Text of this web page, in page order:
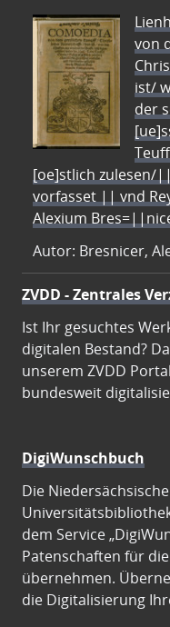
von
ist/
der
[oe]stlich zulesen/
vorfasset || vnd
Alexium
Autor: Bresnicer,
ZVDD - Zentrales
Ist Ihr gesuchtes
digitalen Bestand?
unserem ZVDD
bundesweit
DigiWunschbuch
Die
dem Service
Patenschaften für
übernehmen.
die Digitalisierung